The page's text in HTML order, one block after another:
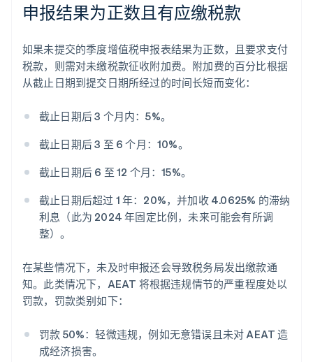
申报结果为正数且有应缴税款
如果未提交的季度增值税申报表结果为正数，且要求支付
税款，则需对未缴税款征收附加费。附加费的百分比根据
从截止日期到提交日期所经过的时间长短而变化：
截止日期后 3 个月内：5%。
截止日期后 3 至 6 个月：10%。
截止日期后 6 至 12 个月：15%。
截止日期后超过 1 年：20%，并加收 4.0625% 的滞纳
利息（此为 2024 年固定比例，未来可能会有所调
整）。
在某些情况下，未及时申报还会导致税务局发出缴款通
知。此类情况下，AEAT 将根据违规情节的严重程度处以
罚款，罚款类别如下：
罚款 50%：轻微违规，例如无意错误且未对 AEAT 造
成经济损害。